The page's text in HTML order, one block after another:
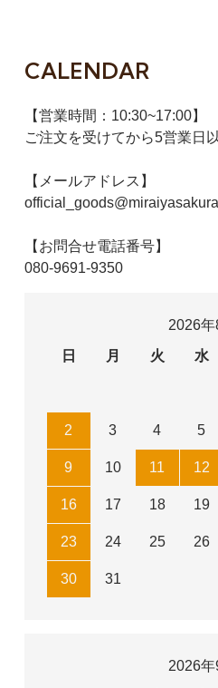
CALENDAR
【営業時間：10:30~17:00】
ご注文を受けてから5営業日
【メールアドレス】
【お問合せ電話番号】
080-9691-9350
2026年
日
月 火 水
2 3 4 5
9 10 11 12
16 17 18 19
23 24 25 26
30 31
2026年